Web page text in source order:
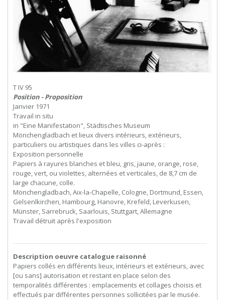
T IV 95
Position - Proposition
Janvier 1971
Travail in situ
in "Eine Manifestation", Städtisches Museum
Mönchengladbach et lieux divers intérieurs, extérieurs,
particuliers ou artistiques dans les villes ci-après :
Exposition personnelle
Papiers à rayures blanches et bleu, gris, jaune, orange, rose,
rouge, vert, ou violettes, alternées et verticales, de 8,7 cm de
large chacune, colle.
Mönchengladbach, Aix-la-Chapelle, Cologne, Dortmund, Essen,
Gelsenlkirchen, Hambourg, Hanovre, Krefeld, Leverkusen,
Münster, Sarrebruck, Saarlouis, Stuttgart, Allemagne
Travail détruit après l'exposition
Description oeuvre catalogue raisonné
Papiers collés en différents lieux, intérieurs et extérieurs, avec
[ou sans] autorisation et restant en place selon des
temporalités différentes : emplacements et collages choisis et
effectués par différentes personnes sollicitées par le musée.